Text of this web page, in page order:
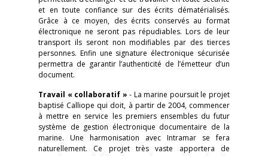
et en toute confiance sur des écrits dématérialisés.
Grâce à ce moyen, des écrits conservés au format
électronique ne seront pas répudiables. Lors de leur
transport ils seront non modifiables par des tierces
personnes. Enfin une signature électronique sécurisée
permettra de garantir l’authenticité de l’émetteur d’un
document.
Travail « collaboratif » - La marine poursuit le projet
baptisé Calliope qui doit, à partir de 2004, commencer
à mettre en service les premiers ensembles du futur
système de gestion électronique documentaire de la
marine. Une harmonisation avec Intramar se fera
naturellement. Ce projet très vaste apportera de